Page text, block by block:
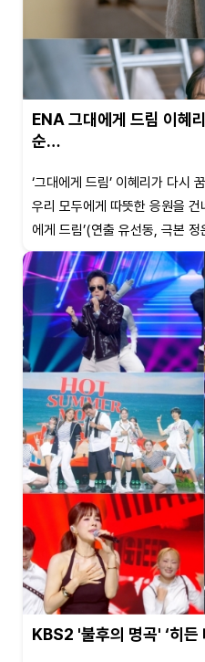
ENA 그대에게 드림 이혜
순…
‘그대에게 드림’ 이혜리가 다시
우리 모두에게 따뜻한 응원을 건
에게 드림’(연출 유선동, 극본 정
KBS2 '불후의 명곡' ‘히